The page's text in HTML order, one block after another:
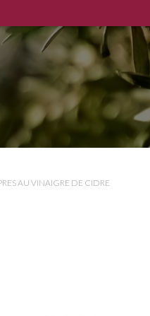
AU VINAIGRE DE CIDRE